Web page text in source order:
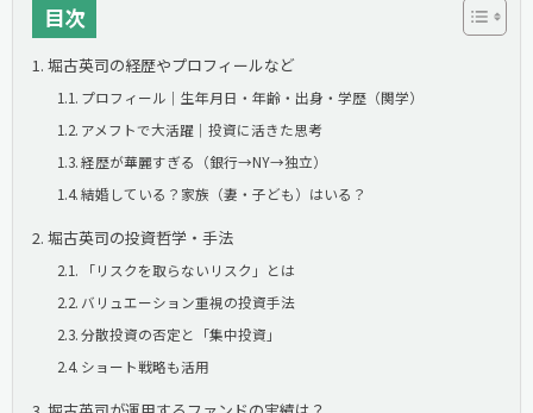
目次
堀古英司の経歴やプロフィールなど
プロフィール｜生年月日・年齢・出身・学歴（関学）
アメフトで大活躍｜投資に活きた思考
経歴が華麗すぎる（銀行→NY→独立）
結婚している？家族（妻・子ども）はいる？
堀古英司の投資哲学・手法
「リスクを取らないリスク」とは
バリュエーション重視の投資手法
分散投資の否定と「集中投資」
ショート戦略も活用